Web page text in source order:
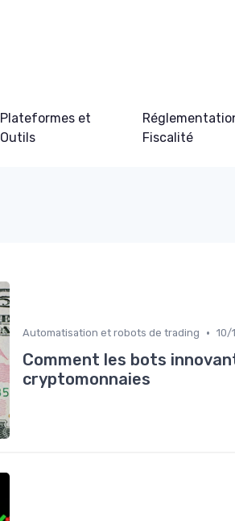
Plateformes et
Outils
Fiscalité
Automatisation et robots de trading • 10/
Comment les bots
cryptomonnaies